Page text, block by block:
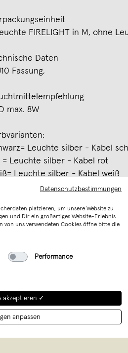
FIRELIGHT in M, ohne
Daten
Fassung,
max. 8W
Leuchte silber - Kabel
= Leuchte silber - Kabel rot
Leuchte silber - Kabel weiß
Reg.-Nr. DE 72000671
Datenschutzbestimmungen
platzieren, um unsere Website zu
und Dir ein großartiges Website-Erlebnis
von uns verwendeten Cookies öffne bitte die
Performance
akzeptieren ✓
anpassen